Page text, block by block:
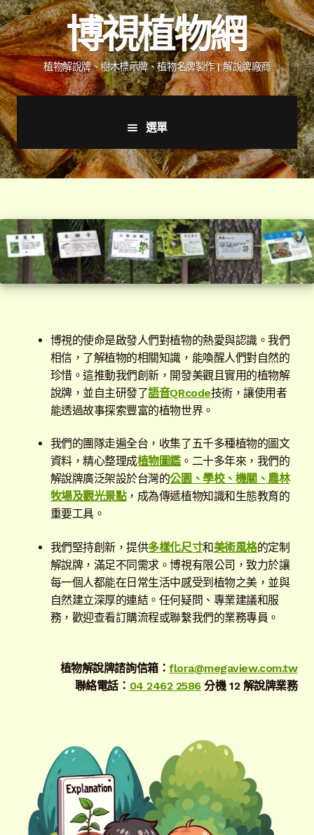
跳
至
導
覽
列
跳
至
主
要
內
容
博視植物網
植物解說牌、樹木標示牌、植物名牌製作 | 解說牌廠商
選單
首頁
詢價說明
下載詢價單
子
選
單
解說牌規格
展
開
子
選
聯絡我們
常見問題
開
子
選
單
客戶實績
展
開
子
選
博視的使命是啟發人們對植物的熱愛與認識。我們
相信，了解植物的相關知識，能喚醒人們對自然的
珍惜。這推動我們創新，開發美觀且實用的植物解
說牌，並自主研發了語音QRcode技術，讓使用者
能透過故事探索豐富的植物世界。
我們的團隊走遍全台，收集了五千多種植物的圖文
資料，精心整理成植物圖鑑 。二十多年來，我們的
解說牌廣泛架設於台灣的公園、學校、機關、農林
牧場及觀光景點，成為傳遞植物知識和生態教育的
重要工具。
我們堅持創新，提供多樣化尺寸和美術風格的定制
解說牌，滿足不同需求。博視有限公司，致力於讓
每一個人都能在日常生活中感受到植物之美，並與
自然建立深厚的連結。任何疑問、專業建議和服
務，歡迎查看訂購流程或聯繫我們的業務專員。
植物解說牌諮詢信箱：flora@megaview.com.tw
聯絡電話： 04 2462 2586分機 12 解說牌業務